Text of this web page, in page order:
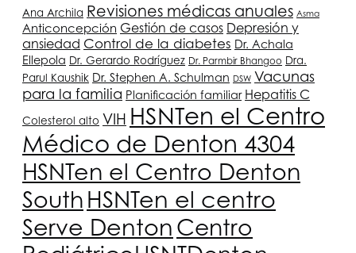
Ana Archila Revisiones médicas anuales Asma
Anticoncepción Gestión de casos Depresión y
ansiedad Control de la diabetes Dr. Achala
Ellepola Dr. Gerardo Rodríguez Dr. Parmbir Bhangoo Dra.
Parul Kaushik Dr. Stephen A. Schulman DSW Vacunas
para la familia Planificación familiar Hepatitis C
Colesterol alto VIH HSNTen el Centro
Médico de Denton 4304
HSNTen el Centro Denton
South HSNTen el centro
Serve Denton Centro